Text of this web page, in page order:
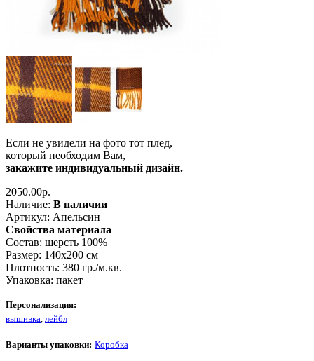
Если не увидели на фото тот плед,
который необходим Вам,
закажите индивидуальный дизайн.
2050.00р.
Наличие: В наличии
Артикул: Апельсин
Свойства материала
Состав: шерсть 100%
Размер: 140х200 см
Плотность: 380 гр./м.кв.
Упаковка: пакет
Персонализация:
вышивка лейбл
Варианты упаковки: Коробка